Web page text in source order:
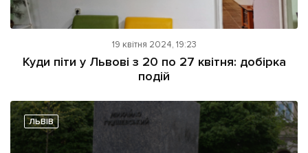
19 квітня 2024, 19:23
Куди піти у Львові з 20 по 27 квітня: добірка
подій
ЛЬВІВ